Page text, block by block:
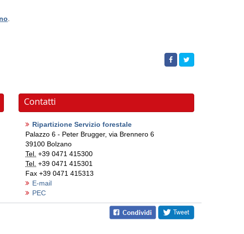
Contatti
Ripartizione Servizio forestale
Palazzo 6 - Peter Brugger, via Brennero 6
39100 Bolzano
Tel. +39 0471 415300
Tel. +39 0471 415301
Fax +39 0471 415313
E-mail
PEC